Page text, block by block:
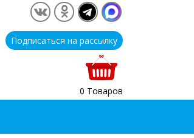
Подписаться на рассылку
0 Товаров